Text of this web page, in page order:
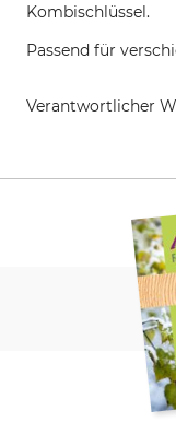
Kombischlüssel.
Passend für
Verantwortlicher